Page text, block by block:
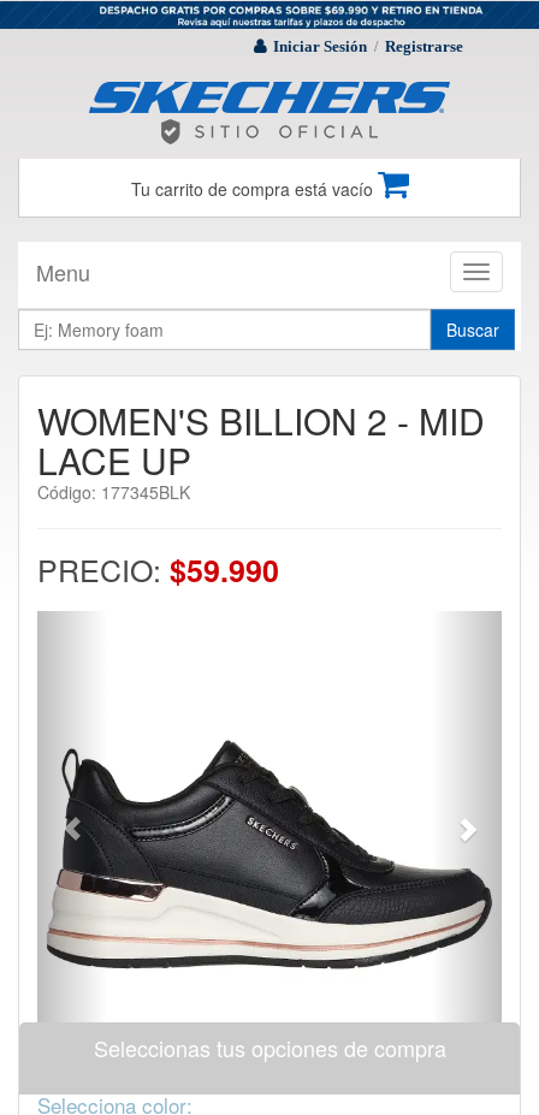
Iniciar Sesión / Registrarse
Tu carrito de compra está vacío
Toggle
Menu
Buscar
WOMEN'S BILLION 2 - MID
LACE UP
Código: 177345BLK
PRECIO: $59.990
Seleccionas tus opciones de compra
Selecciona color: